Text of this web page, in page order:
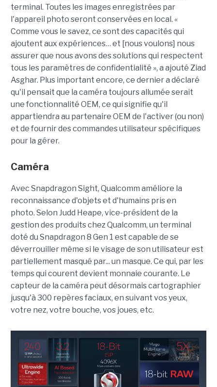
terminal. Toutes les images enregistrées par
l'appareil photo seront conservées en local. «
Comme vous le savez, ce sont des capacités qui
ajoutent aux expériences… et [nous voulons] nous
assurer que nous avons des solutions qui respectent
tous les paramètres de confidentialité », a ajouté Ziad
Asghar. Plus important encore, ce dernier a déclaré
qu'il pensait que la caméra toujours allumée serait
une fonctionnalité OEM, ce qui signifie qu'il
appartiendra au partenaire OEM de l'activer (ou non)
et de fournir des commandes utilisateur spécifiques
pour la gérer.
Caméra
Avec Snapdragon Sight, Qualcomm améliore la
reconnaissance d'objets et d'humains pris en
photo. Selon Judd Heape, vice-président de la
gestion des produits chez Qualcomm, un terminal
doté du Snapdragon 8 Gen 1 est capable de se
déverrouiller même si le visage de son utilisateur est
partiellement masqué par... un masque. Ce qui, par les
temps qui courent devient monnaie courante. Le
capteur de la caméra peut désormais cartographier
jusqu'à 300 repères faciaux, en suivant vos yeux,
votre nez, votre bouche, vos joues, etc.